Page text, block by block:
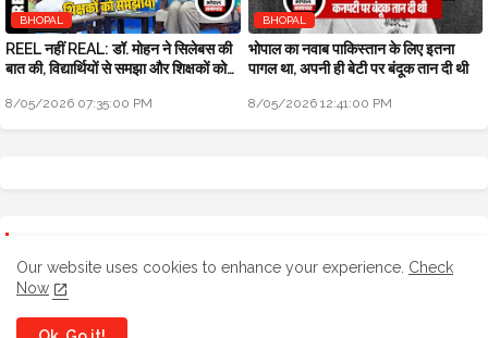
BHOPAL
REEL नहीं REAL: डॉ. मोहन ने सिलेबस की
बात की, विद्यार्थियों से समझा और शिक्षकों को
8/05/2026 07:35:00 PM
BHOPAL
भोपाल का नवाब पाकिस्तान के लिए इतना
पागल था, अपनी ही बेटी पर बंदूक तान दी थी
8/05/2026 12:41:00 PM
Our website uses cookies to enhance your experience. Check
Now